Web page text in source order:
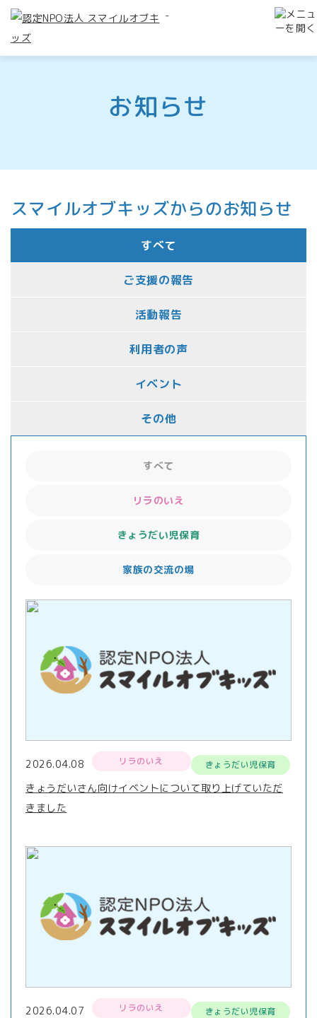
-
お知らせ
スマイルオブキッズからのお知らせ
すべて
ご支援の報告
活動報告
利用者の声
イベント
その他
すべて
リラのいえ
きょうだい児保育
家族の交流の場
2026.04.08 リラのいえ きょうだい児保育
きょうだいさん向けイベントについて取り上げていただ
きました
2026.04.07 リラのいえ きょうだい児保育